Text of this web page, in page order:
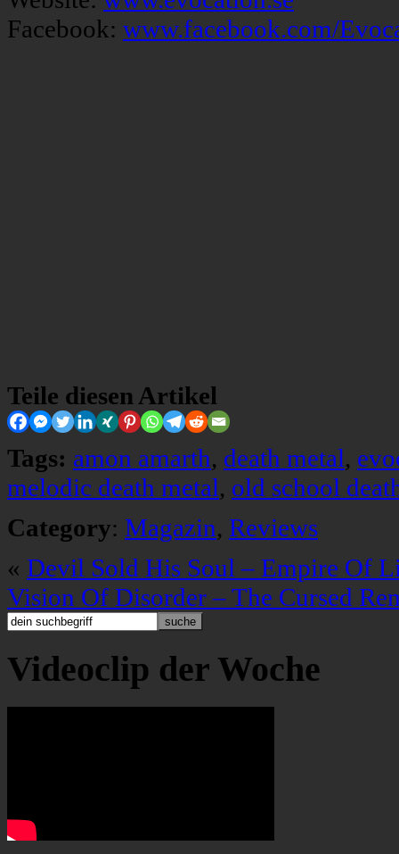
Facebook: www.facebook.com/
Teile diesen Artikel
Tags: amon amarth, death metal,
melodic death metal, old school
Category: Magazin, Reviews
« Devil Sold His Soul – Empire Of
Vision Of Disorder – The Cursed
Videoclip der Woche